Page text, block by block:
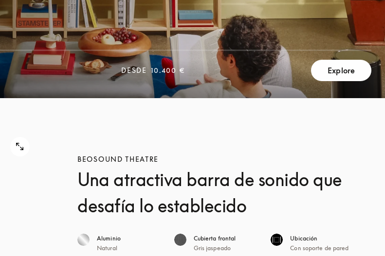
DESDE
10.400 € Explore
BEOSOUND THEATRE
Una atractiva barra de sonido que
desafía lo establecido
Aluminio
Natural
Cubierta frontal
Gris jaspeado
Ubicación
Con soporte de pared